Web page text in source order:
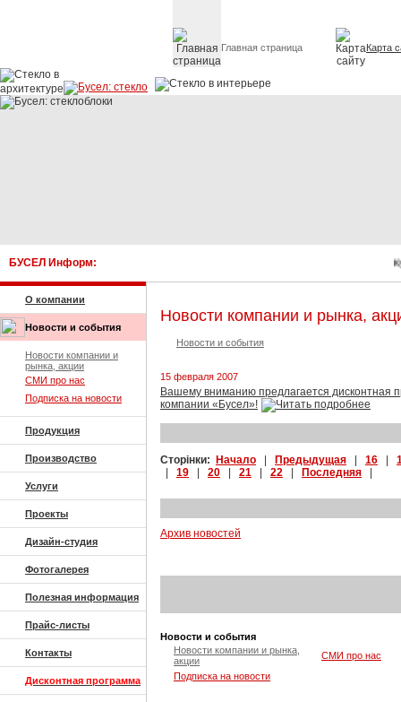
Главная страница Карта
БУСЕЛ Информ:
О компании
Новости и события
Новости компании и
рынка, акции
СМИ про нас
Подписка на новости
Продукция
Производство
Услуги
Проекты
Дизайн-студия
Фотогалерея
Полезная информация
Прайс-листы
Контакты
Дисконтная программа
Новости компании и рынка,
Новости и события
15 февраля 2007
Вашему вниманию предлагается дисконтная
компании «Бусел»!
Сторінки: Начало Предыдущая 16
19 20 21 22 Последняя
Архив новостей
Новости и события
Новости компании и рынка,
акции
СМИ про нас
Подписка на новости